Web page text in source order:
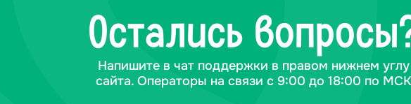
Остались
Напишите в чат поддержки в правом нижнем углу
сайта. Операторы на связи с 9:00 до 18:00 по МСК